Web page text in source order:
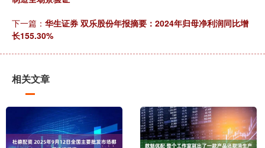
下一篇： 华生证券 双乐股份年报摘要：2024年归母净利润同比增
长155.30%
相关文章